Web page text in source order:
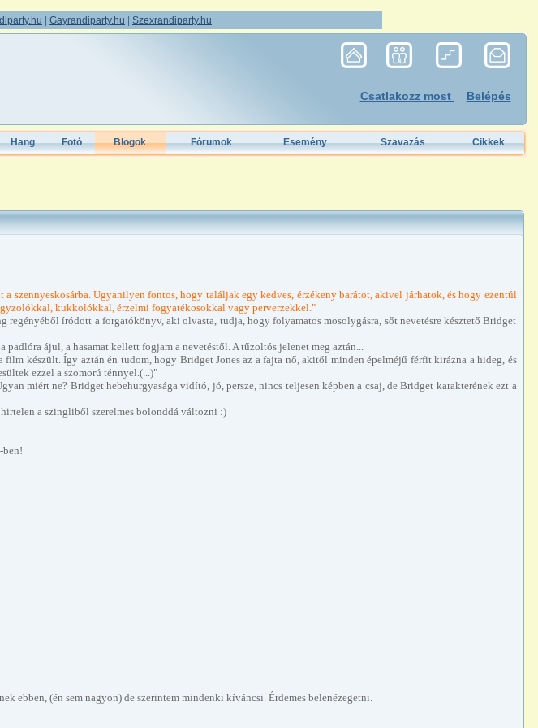
Gayrandiparty.hu Szexrandiparty.hu
Csatlakozz most Belépés
Hang Fotó Blogok Fórumok Esemény Szavazás Cikkek
szennyeskosárba. Ugyanilyen fontos, hogy találjak egy kedves, érzékeny barátot, akivel járhatok, és hogy ezentúl
kukkolókkal, érzelmi fogyatékosokkal vagy perverzekkel."
íródott a forgatókönyv, aki olvasta, tudja, hogy folyamatos mosolygásra, sőt nevetésre késztető Bridget
ájul, a hasamat kellett fogjam a nevetéstől. A tűzoltós jelenet meg aztán...
készült. Így aztán én tudom, hogy Bridget Jones az a fajta nő, akitől minden épelméjű férfit kirázna a hideg, és
ezzel a szomorú ténnyel.(...)"
miért ne? Bridget hebehurgyasága vidító, jó, persze, nincs teljesen képben a csaj, de Bridget karakterének ezt a
a szingliből szerelmes bolonddá változni :)
ben!
ebben, (én sem nagyon) de szerintem mindenki kíváncsi. Érdemes belenézegetni.